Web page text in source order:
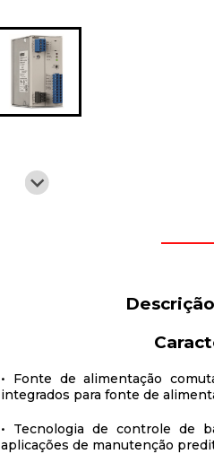
• Fonte de alimentação
integrados para fonte de
• Tecnologia de controle de
aplicações de manutenção